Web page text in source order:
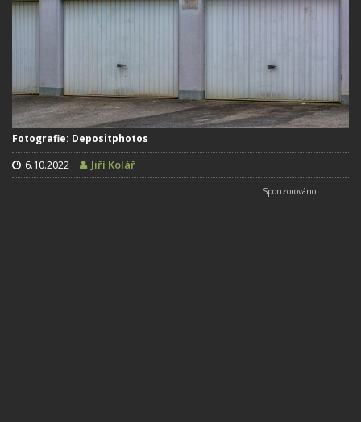
Fotografie: Depositphotos
6.10.2022 Jiří Kolář